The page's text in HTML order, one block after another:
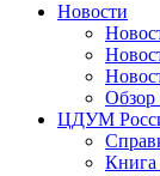
Новости
ЦДУМ
Книга